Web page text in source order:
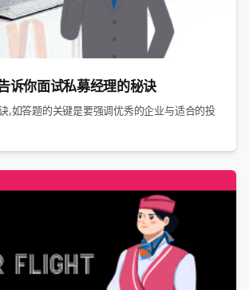
诉你面试私募经理的秘诀
,如答题的关键是要强调优秀的企业与适合的投